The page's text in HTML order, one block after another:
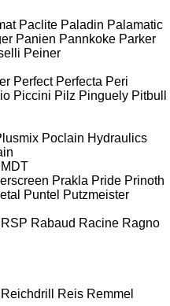
Paclite Paladin Palamatic
Panien Pannkoke Parker
Peiner
Perfect Perfecta Peri
Piccini Pilz Pinguely Pitbull
Poclain Hydraulics
MDT
Prakla Pride Prinoth
Puntel Putzmeister
RSP Rabaud Racine Ragno
Reichdrill Reis Remmel